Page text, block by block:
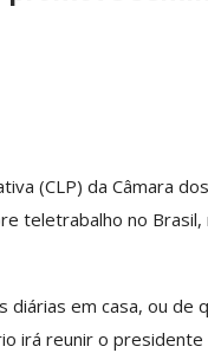
(CLP) da Câmara
teletrabalho no Brasil,
em casa, ou de
irá reunir o presidente
Participa
Unificação